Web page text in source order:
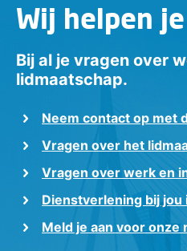
Wij helpen
Bij al je vragen over
lidmaatschap.
Neem contact op met
Vragen over het
Vragen over werk en
Dienstverlening bij jou
Meld je aan voor onze